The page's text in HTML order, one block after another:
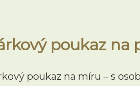
poukaz na
poukaz na míru – s